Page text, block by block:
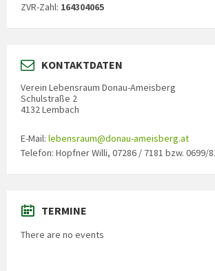
ZVR-Zahl: 164304065
KONTAKTDATEN
Verein Lebensraum Donau-Ameisberg
Schulstraße 2
4132 Lembach
E-Mail: lebensraum@donau-ameisberg.at
Telefon: Hopfner Willi, 07286 / 7181 bzw. 0699/
TERMINE
There are no events